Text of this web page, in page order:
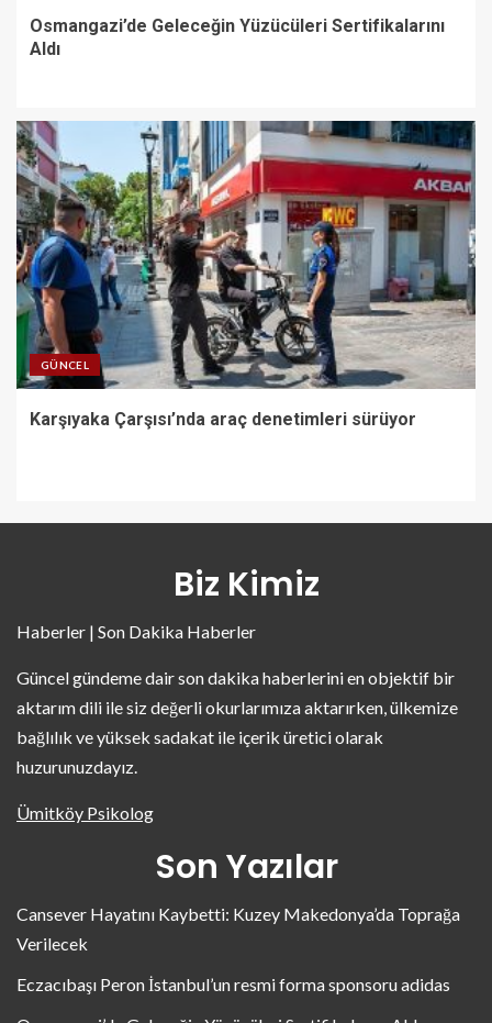
Osmangazi’de Geleceğin Yüzücüleri Sertifikalarını
Aldı
GÜNCEL
Karşıyaka Çarşısı’nda araç denetimleri sürüyor
Biz Kimiz
Haberler | Son Dakika Haberler
Güncel gündeme dair son dakika haberlerini en objektif bir
aktarım dili ile siz değerli okurlarımıza aktarırken, ülkemize
bağlılık ve yüksek sadakat ile içerik üretici olarak
huzurunuzdayız.
Ümitköy Psikolog
Son Yazılar
Cansever Hayatını Kaybetti: Kuzey Makedonya’da Toprağa
Verilecek
Eczacıbaşı Peron İstanbul’un resmi forma sponsoru adidas